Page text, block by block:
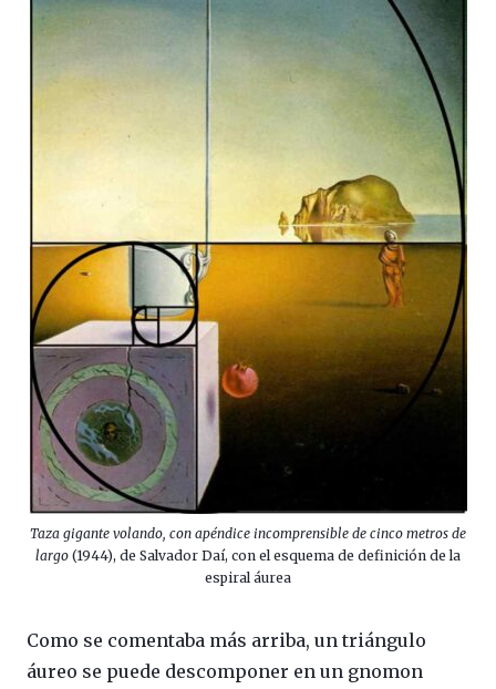
Taza gigante volando, con apéndice incomprensible de cinco metros de
largo (1944), de Salvador Daí, con el esquema de definición de la
espiral áurea
Como se comentaba más arriba, un triángulo
áureo se puede descomponer en un gnomon